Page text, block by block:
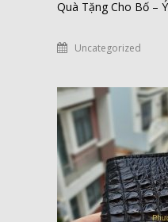
Quà Tặng Cho Bố –
Uncategorized